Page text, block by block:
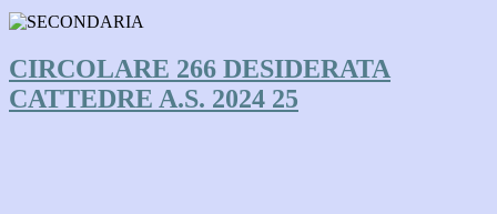
CIRCOLARE 266 DESIDERATA
CATTEDRE A.S. 2024 25